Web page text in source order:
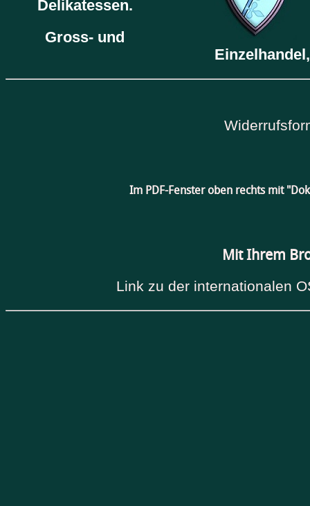
Delikatessen.
Gross- und
Im PDF-Fenster oben rechts mit
Mit Ihrem
Link zu der internationalen